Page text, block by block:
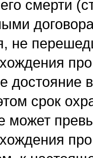
смерти
не
достояние
срок
может